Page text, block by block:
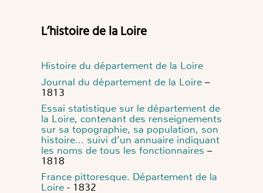
L’histoire de la Loire
Histoire du département de la Loire
Journal du département de la Loire –
1813
Essai statistique sur le département de
la Loire, contenant des renseignements
sur sa topographie, sa population, son
histoire… suivi d’un annuaire indiquant
les noms de tous les fonctionnaires –
1818
France pittoresque. Département de la
Loire - 1832